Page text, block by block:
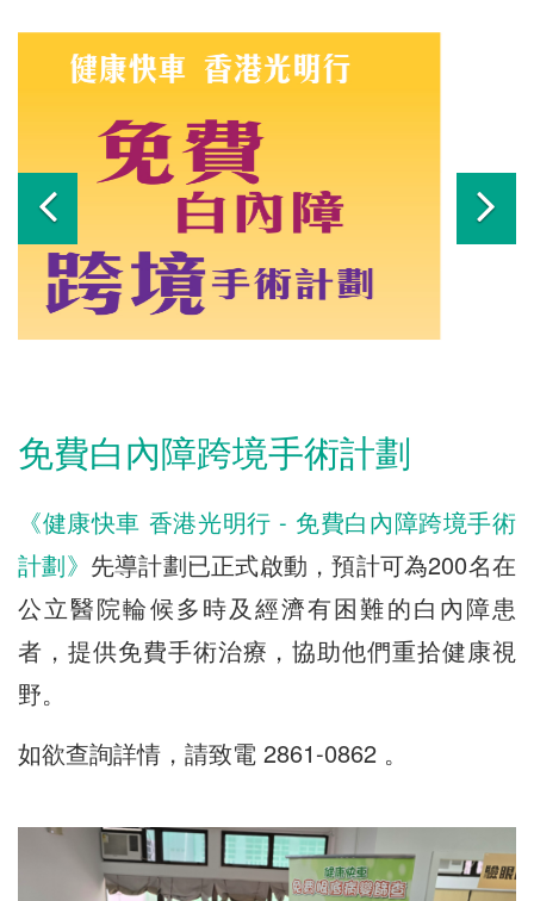
免費白內障跨境手術計劃
《健康快車 香港光明行 - 免費白內障跨境手術
計劃》 先導計劃已正式啟動，預計可為200名在
公立醫院輪候多時及經濟有困難的白內障患
者，提供免費手術治療，協助他們重拾健康視
野。
如欲查詢詳情，請致電 2861-0862 。